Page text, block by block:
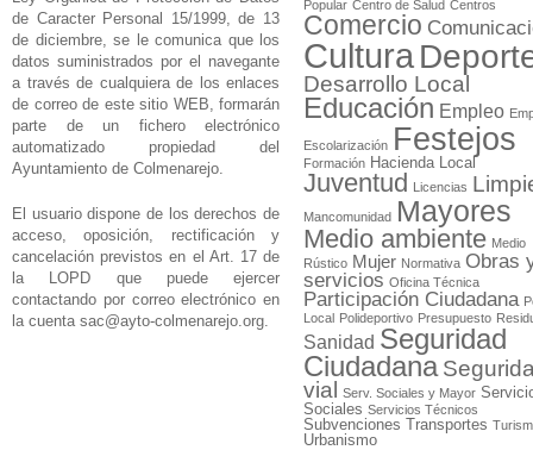
de Caracter Personal 15/1999, de 13
de diciembre, se le comunica que los
datos suministrados por el navegante
a través de cualquiera de los enlaces
de correo de este sitio WEB, formarán
parte de un fichero electrónico
automatizado propiedad del
Ayuntamiento de Colmenarejo.
El usuario dispone de los derechos de
acceso, oposición, rectificación y
cancelación previstos en el Art. 17 de
la LOPD que puede ejercer
contactando por correo electrónico en
la cuenta sac@ayto-colmenarejo.org.
Popular Centro de Salud Centros
Comercio
Cultura
Desarrollo Local
Educación Empleo
Escolarización Festejos
Formación Hacienda Local
Juventud Licencias
Mancomunidad Mayores
Medio ambiente Medio
Rústico Mujer Normativa Obras
servicios Oficina Técnica
Participación Ciudadana
Local Polideportivo Presupuesto
Sanidad Seguridad
Ciudadana
vial
Serv. Sociales y Mayor
Sociales Servicios Técnicos
Subvenciones Transportes
Urbanismo